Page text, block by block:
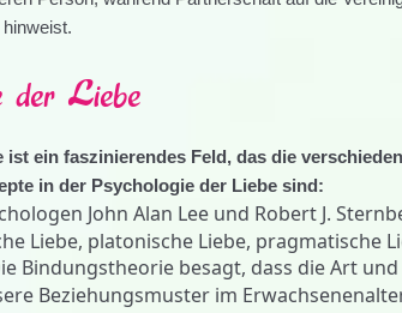
der Liebe
ist ein faszinierendes Feld, das die
in der Psychologie der Liebe sind:
John Alan Lee und Robert J.
Liebe, platonische Liebe, pragmatische
Bindungstheorie besagt, dass die Art
Beziehungsmuster im